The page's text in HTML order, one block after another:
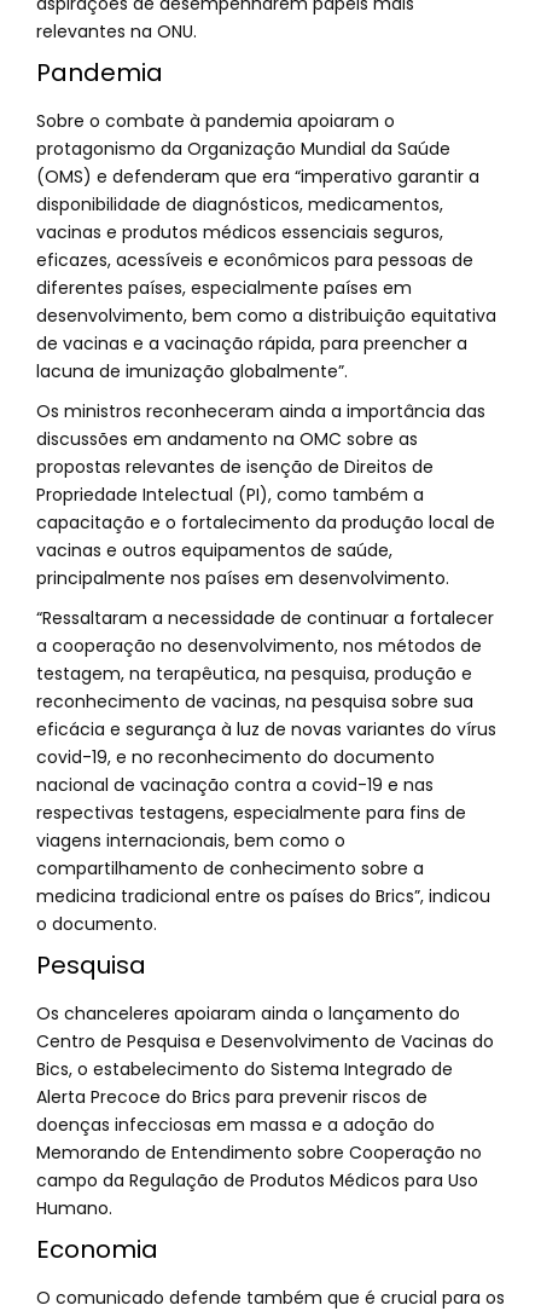
relevantes na ONU.
Pandemia
Sobre o combate à pandemia apoiaram o
protagonismo da Organização Mundial da Saúde
(OMS) e defenderam que era “imperativo garantir a
disponibilidade de diagnósticos, medicamentos,
vacinas e produtos médicos essenciais seguros,
eficazes, acessíveis e econômicos para pessoas de
diferentes países, especialmente países em
desenvolvimento, bem como a distribuição equitativa
de vacinas e a vacinação rápida, para preencher a
lacuna de imunização globalmente”.
Os ministros reconheceram ainda a importância das
discussões em andamento na OMC sobre as
propostas relevantes de isenção de Direitos de
Propriedade Intelectual (PI), como também a
capacitação e o fortalecimento da produção local de
vacinas e outros equipamentos de saúde,
principalmente nos países em desenvolvimento.
“Ressaltaram a necessidade de continuar a fortalecer
a cooperação no desenvolvimento, nos métodos de
testagem, na terapêutica, na pesquisa, produção e
reconhecimento de vacinas, na pesquisa sobre sua
eficácia e segurança à luz de novas variantes do vírus
covid-19, e no reconhecimento do documento
nacional de vacinação contra a covid-19 e nas
respectivas testagens, especialmente para fins de
viagens internacionais, bem como o
compartilhamento de conhecimento sobre a
medicina tradicional entre os países do Brics”, indicou
o documento.
Pesquisa
Os chanceleres apoiaram ainda o lançamento do
Centro de Pesquisa e Desenvolvimento de Vacinas do
Bics, o estabelecimento do Sistema Integrado de
Alerta Precoce do Brics para prevenir riscos de
doenças infecciosas em massa e a adoção do
Memorando de Entendimento sobre Cooperação no
campo da Regulação de Produtos Médicos para Uso
Humano.
Economia
O comunicado defende também que é crucial para os